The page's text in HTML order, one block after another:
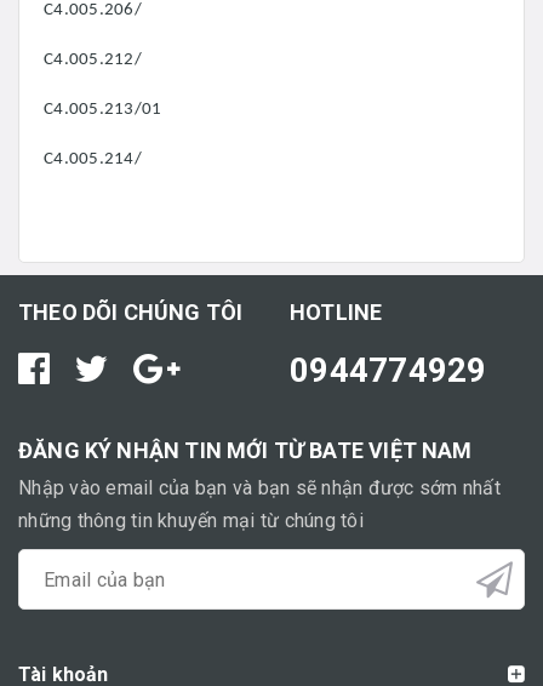
C4.005.206/
C4.005.212/
C4.005.213/01
C4.005.214/
THEO DÕI CHÚNG TÔI HOTLINE
0944774929
ĐĂNG KÝ NHẬN TIN MỚI TỪ BATE VIỆT NAM
Nhập vào email của bạn và bạn sẽ nhận được sớm nhất
những thông tin khuyến mại từ chúng tôi
Tài khoản